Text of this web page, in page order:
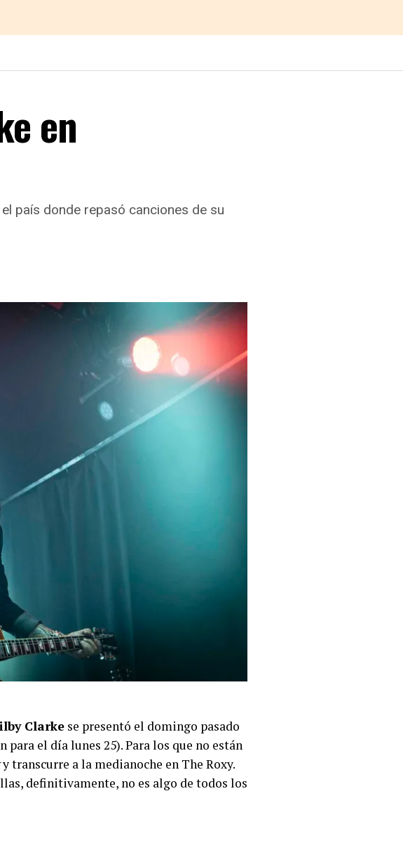
en
país donde repasó canciones de su
Clarke se presentó el domingo pasado
el día lunes 25). Para los que no están
y transcurre a la medianoche en The Roxy.
definitivamente, no es algo de todos los